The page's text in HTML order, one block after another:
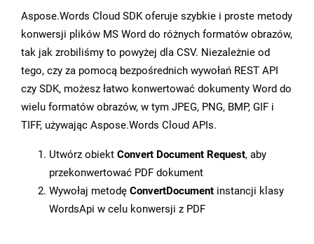
Aspose.Words Cloud SDK oferuje szybkie i proste metody
konwersji plików MS Word do różnych formatów obrazów,
tak jak zrobiliśmy to powyżej dla CSV. Niezależnie od
tego, czy za pomocą bezpośrednich wywołań REST API
czy SDK, możesz łatwo konwertować dokumenty Word do
wielu formatów obrazów, w tym JPEG, PNG, BMP, GIF i
TIFF, używając Aspose.Words Cloud APIs.
Utwórz obiekt Convert Document Request, aby
przekonwertować PDF dokument
Wywołaj metodę ConvertDocument instancji klasy
WordsApi w celu konwersji z PDF